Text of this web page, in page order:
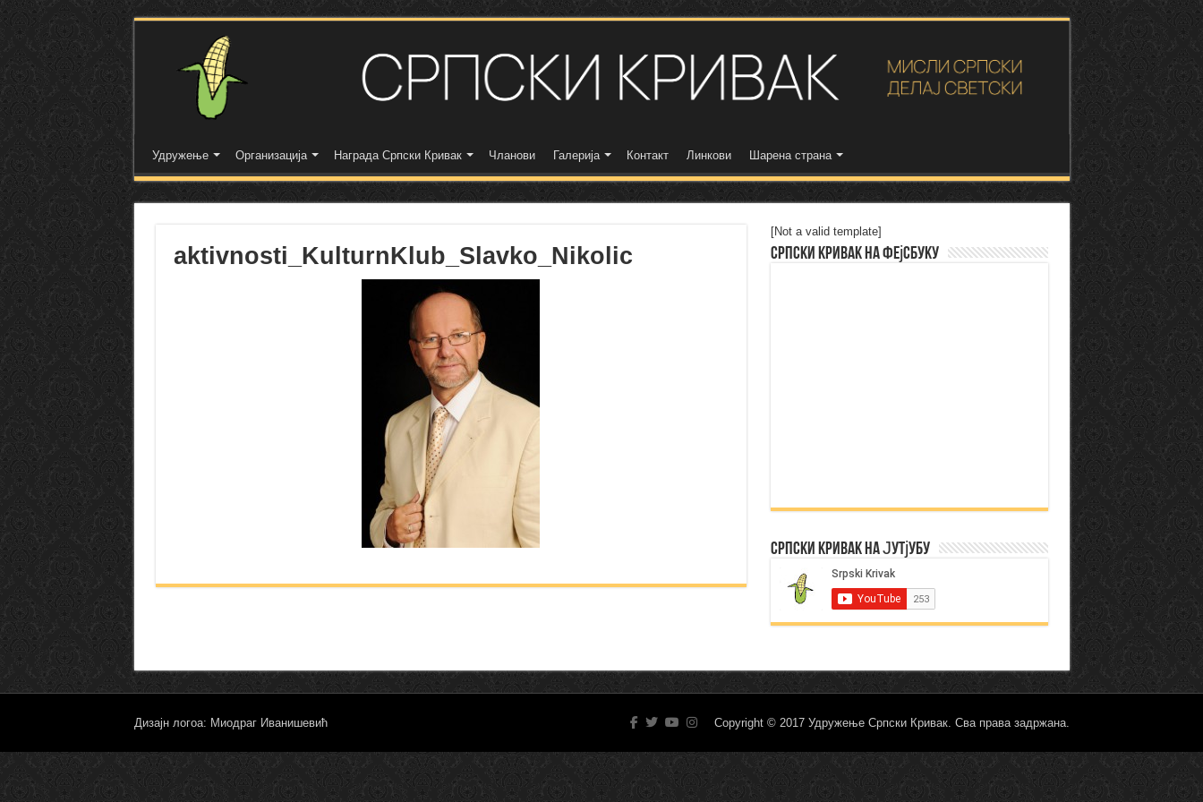
Удружење Организација Награда Српски Кривак Чланови Галерија Контакт Линкови Шарена страна
aktivnosti_KulturnKlub_Slavko_Nikolic
[Not a valid template]
Српски Кривак на Фејсбуку
Српски Кривак на Јутјубу
Copyright © 2017 Удружење Српски Кривак. Сва права задржана.
Дизајн логоа: Миодраг Иванишевић